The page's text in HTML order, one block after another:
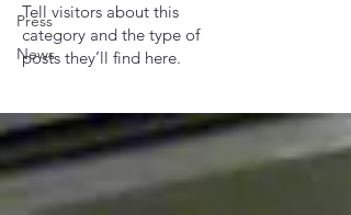
Press
News
Tell visitors about this
category and the type of
posts they’ll find here.